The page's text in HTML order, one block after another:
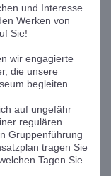
und Interesse
Werken von
Sie!
wir engagierte
die unsere
begleiten
auf ungefähr
regulären
Gruppenführung
tragen Sie
Tagen Sie